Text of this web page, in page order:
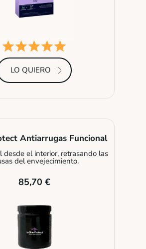
LO QUIERO
Antiarrugas Funcional
desde el interior, retrasando las
del envejecimiento.
85,70 €